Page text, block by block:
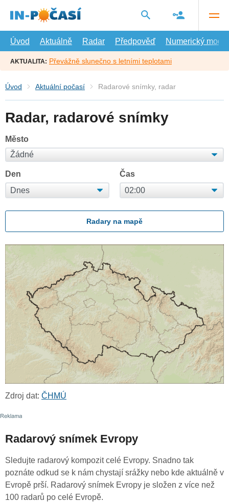
hlavní
Úvod
Aktuálně Radar Předpověď Numerický model
AKTUALITA: Převážně slunečno s letními teplotami
Úvod Aktuální počasí Radarové snímky, radar
Radar, radarové snímky
Město
Den Čas
Radary na mapě
Zdroj dat: ČHMÚ
Radarový snímek Evropy
Sledujte radarový kompozit celé Evropy. Snadno tak
poznáte odkud se k nám chystají srážky nebo kde aktuálně v
Evropě prší. Radarový snímek Evropy je složen z více než
100 radarů po celé Evropě.